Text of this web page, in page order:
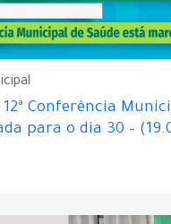
12ª Conferência
para o dia 30 –